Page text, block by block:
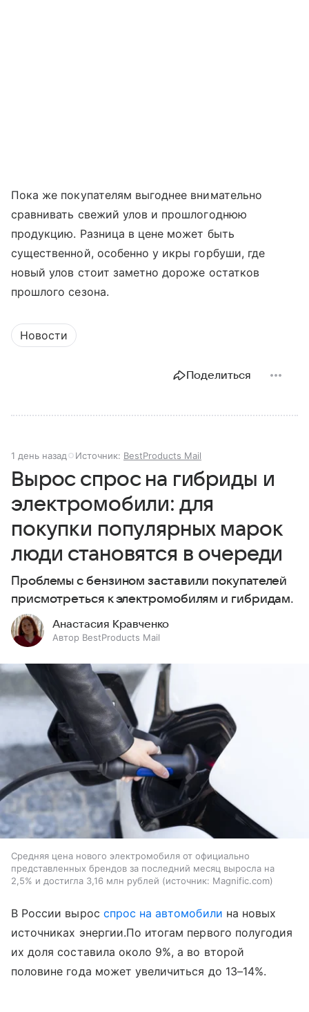
Пока же покупателям выгоднее внимательно
сравнивать свежий улов и прошлогоднюю
продукцию. Разница в цене может быть
существенной, особенно у икры горбуши, где
новый улов стоит заметно дороже остатков
прошлого сезона.
Новости
Поделиться
1 день назад Источник: BestProducts Mail
Вырос спрос на гибриды и
электромобили: для
покупки популярных марок
люди становятся в очереди
Проблемы с бензином заставили покупателей
присмотреться к электромобилям и гибридам.
Анастасия Кравченко
Автор BestProducts Mail
Средняя цена нового электромобиля от официально
представленных брендов за последний месяц выросла на
2,5% и достигла 3,16 млн рублей
источник: Magnific.com
В России вырос спрос на автомобили на новых
источниках энергии.По итогам первого полугодия
их доля составила около 9%, а во второй
половине года может увеличиться до 13–14%.